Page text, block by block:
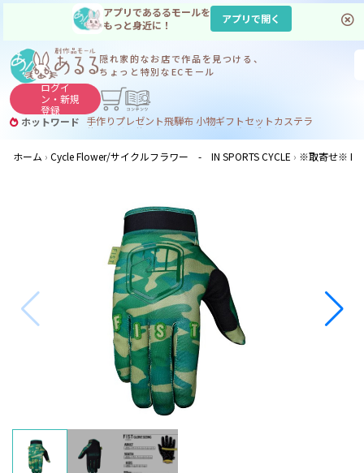
アプリであるるモールを
もっと身近に！
アプリで開く
隠れ家的なお店で作品を見つける、
ちょっと特別なECモール
ログイ
ン・新規
登録
ホットワード 手作りプレゼント飛騨布 小物ギフトセットカステラ
サヌカイト コーヒー
ジンギスカン
ホーム
Cycle Flower/サイクルフラワー - IN SPORTS CYCLE ※取寄せ※